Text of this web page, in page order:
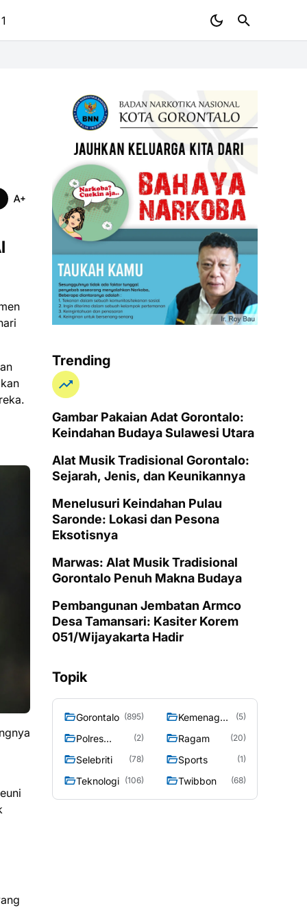
Trending
Gambar Pakaian Adat Gorontalo:
Keindahan Budaya Sulawesi Utara
Alat Musik Tradisional Gorontalo:
Sejarah, Jenis, dan Keunikannya
Menelusuri Keindahan Pulau
Saronde: Lokasi dan Pesona
Eksotisnya
Marwas: Alat Musik Tradisional
Gorontalo Penuh Makna Budaya
Pembangunan Jembatan Armco
Desa Tamansari: Kasiter Korem
051/Wijayakarta Hadir
Topik
Gorontalo (895)
Kemenag
(5)
Polres
(2) Ragam (20)
Selebriti (78) Sports (1)
Teknologi (106) Twibbon (68)